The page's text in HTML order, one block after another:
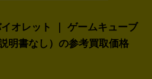
オレット ｜ ゲームキューブ
明書なし）の参考買取価格